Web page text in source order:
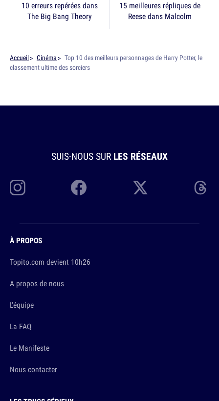
10 erreurs repérées dans
The Big Bang Theory
15 meilleures répliques de
Reese dans Malcolm
Accueil Cinéma
Top 10 des meilleurs personnages de Harry Potter, le
classement ultime des sorciers
SUIS-NOUS SUR LES RÉSEAUX
À PROPOS
Topito.com devient 10h26
A propos de nous
L'équipe
La FAQ
Le Manifeste
Nous contacter